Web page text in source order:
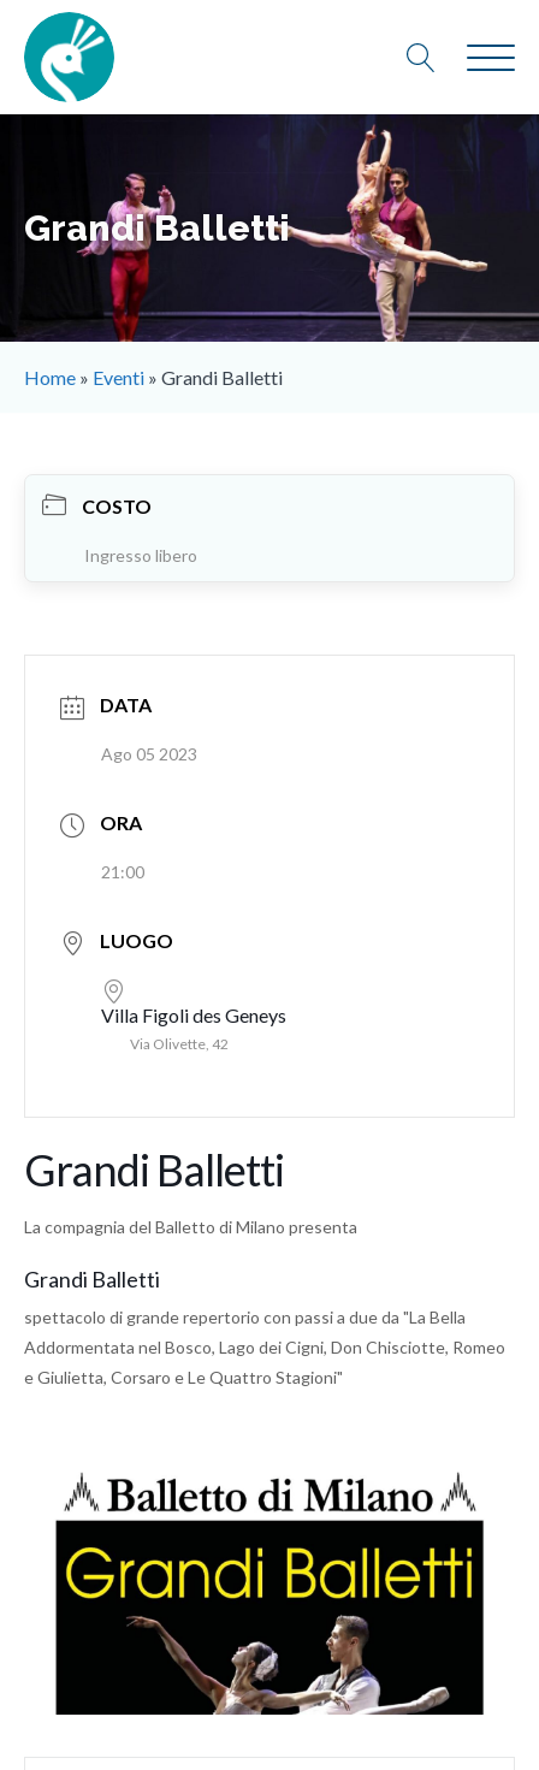
Grandi Balletti
Home » Eventi » Grandi Balletti
COSTO
Ingresso libero
DATA
Ago 05 2023
ORA
21:00
LUOGO
Villa Figoli des Geneys
Via Olivette, 42
Grandi Balletti
La compagnia del Balletto di Milano presenta
Grandi Balletti
spettacolo di grande repertorio con passi a due da "La Bella
Addormentata nel Bosco, Lago dei Cigni, Don Chisciotte, Romeo
e Giulietta, Corsaro e Le Quattro Stagioni"